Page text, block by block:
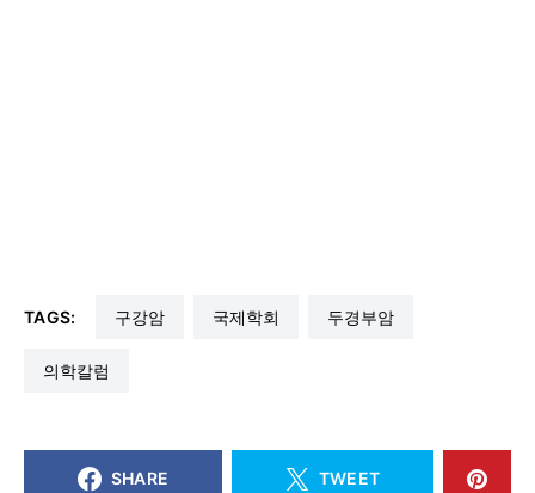
TAGS: 구강암 국제학회 두경부암
의학칼럼
SHARE TWEET